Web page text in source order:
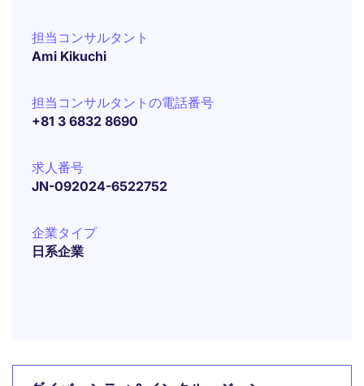
担当コンサルタント
Ami Kikuchi
担当コンサルタントの電話番号
+81 3 6832 8690
求人番号
JN-092024-6522752
企業タイプ
日系企業